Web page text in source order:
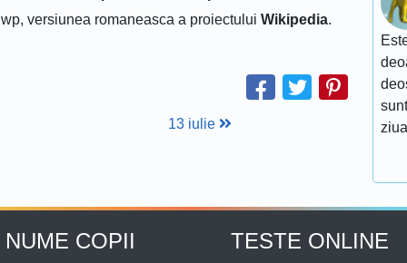
versiunea romaneasca a proiectului Wikipedia.
13 iulie
NUME COPII TESTE ONLINE